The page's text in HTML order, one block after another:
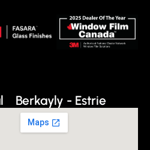
Berkayly - Estrie